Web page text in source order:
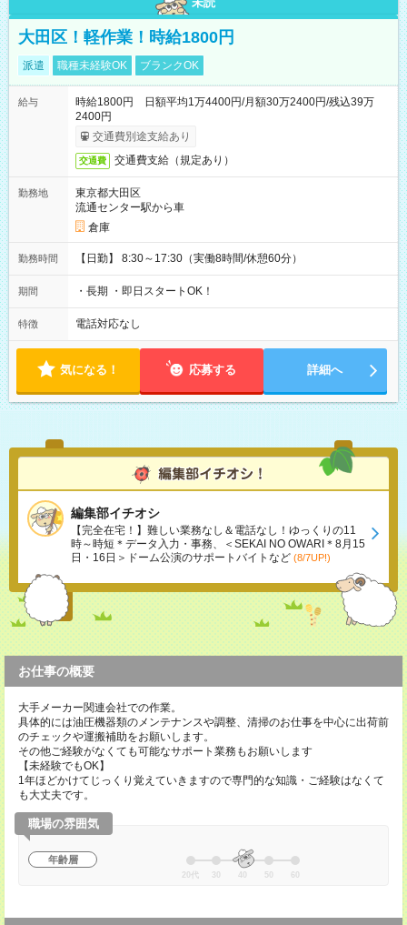
大田区！軽作業！時給1800円
派遣 職種未経験OK ブランクOK
給与
時給1800円 日額平均1万4400円/月額30万2400円/残込39万
2400円
交通費別途支給あり
交通費 交通費支給（規定あり）
勤務地
東京都大田区
流通センター駅から車
倉庫
勤務時間 【日勤】 8:30～17:30（実働8時間/休憩60分）
期間 ・長期 ・即日スタートOK！
特徴 電話対応なし
気になる！ 応募する 詳細へ
編集部イチオシ
【完全在宅！】難しい業務なし＆電話なし！ゆっくりの11
時～時短＊データ入力・事務、＜SEKAI NO OWARI＊8月15
日・16日＞ドーム公演のサポートバイトなど (8/7UP!)
お仕事の概要
大手メーカー関連会社での作業。
具体的には油圧機器類のメンテナンスや調整、清掃のお仕事を中心に出荷前
のチェックや運搬補助をお願いします。
その他ご経験がなくても可能なサポート業務もお願いします
【未経験でもOK】
1年ほどかけてじっくり覚えていきますので専門的な知識・ご経験はなくて
も大丈夫です。
職場の雰囲気
年齢層
20代 30 40 50 60